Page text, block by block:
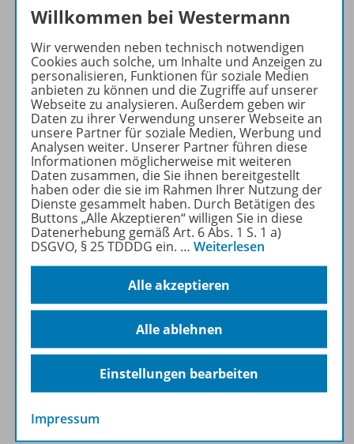
wir Ihnen einen Service, um
Ihren Unterricht aktuell und
einfach zu gestalten. Jede
Woche drei bis vier
Neuerscheinungen mit
großem Online Archiv.
Mehr erfahren
Informationen
Beschreibung
Spar-Pakete
Willkommen bei Westermann
Wir verwenden neben technisch notwendigen
Cookies auch solche, um Inhalte und Anzeigen zu
personalisieren, Funktionen für soziale Medien
anbieten zu können und die Zugriffe auf unserer
Webseite zu analysieren. Außerdem geben wir
Daten zu ihrer Verwendung unserer Webseite an
unsere Partner für soziale Medien, Werbung und
Analysen weiter. Unserer Partner führen diese
Informationen möglicherweise mit weiteren
Daten zusammen, die Sie ihnen bereitgestellt
haben oder die sie im Rahmen Ihrer Nutzung der
Dienste gesammelt haben. Durch Betätigen des
Buttons „Alle Akzeptieren“ willigen Sie in diese
Datenerhebung gemäß Art. 6 Abs. 1 S. 1 a)
DSGVO, § 25 TDDDG ein. … Weiterlesen
Alle akzeptieren
Alle ablehnen
Einstellungen bearbeiten
Impressum